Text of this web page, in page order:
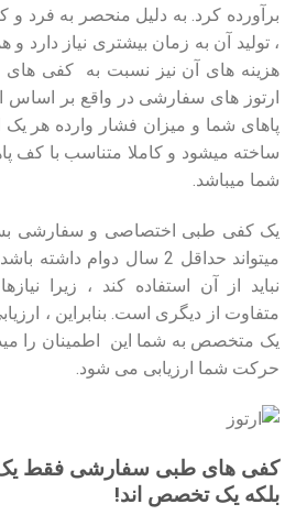
برآورده کرد. به دلیل منحصر به فرد و
، تولید آن به زمان بیشتری نیاز دارد
هزینه های آن نیز نسبت به کفی های
ارتوز های سفارشی در واقع بر
پاهای شما و میزان فشار وارده هر
ساخته میشود و کاملا متناسب با کف
شما میباشد.
یک کفی طبی اختصاصی و سفارشی
میتواند حداقل 2 سال
نباید از آن استفاده کند ، زیرا
متفاوت از دیگری است. بنابراین ،
یک متخصص به شما این اطمینان را
حرکت شما ارزیابی می شود.
کفی های طبی سفارشی فقط
بلکه یک تخصص اند!